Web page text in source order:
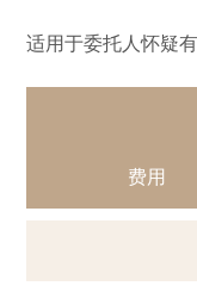
适用于委托人怀疑
费用